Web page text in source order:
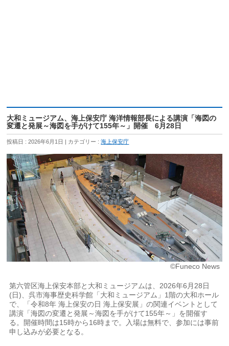
大和ミュージアム、海上保安庁 海洋情報部長による講演「海図の
変遷と発展～海図を手がけて155年～」開催 6月28日
投稿日 : 2026年6月1日 カテゴリー :海上保安庁
©Funeco News
第六管区海上保安本部と大和ミュージアムは、2026年6月28日
(日)、呉市海事歴史科学館「大和ミュージアム」1階の大和ホール
で、「令和8年 海上保安の日 海上保安展」の関連イベントとして
講演「海図の変遷と発展～海図を手がけて155年～」を開催す
る。開催時間は15時から16時まで。入場は無料で、参加には事前
申し込みが必要となる。